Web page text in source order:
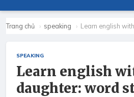
Trang chủ › speaking › Learn english
SPEAKING
Learn english
daughter: word